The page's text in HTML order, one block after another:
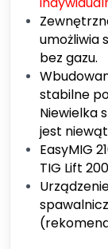
umożliwia
bez gazu.
stabilne
Niewielka
jest
EasyMIG
TIG Lift